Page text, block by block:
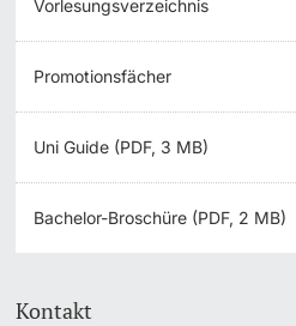
Vorlesungsverzeichnis
Promotionsfächer
Uni Guide (PDF, 3 MB)
Bachelor-Broschüre (PDF, 2 MB)
Kontakt